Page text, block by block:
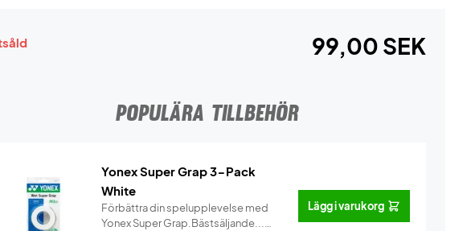
99,00 SEK
POPULÄRA TILLBEHÖR
Yonex Super Grap 3-Pack
White
Förbättra din spelupplevelse med
Yonex Super Grap.Bästsäljande...
Lägg i varukorg